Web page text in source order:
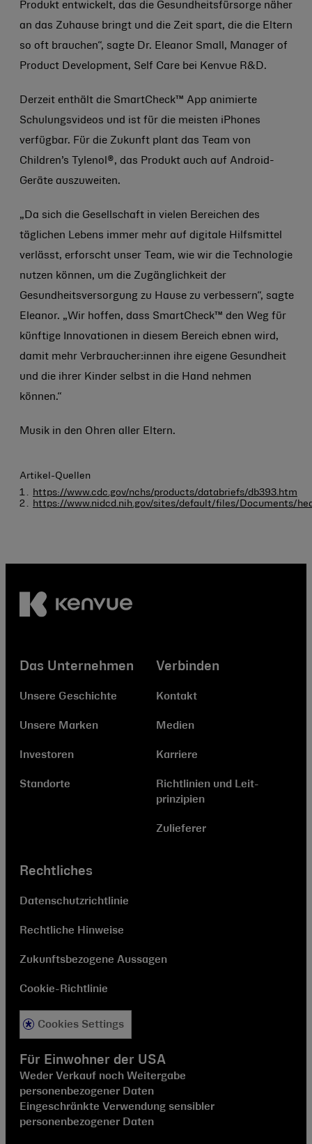
Produkt entwickelt, das die Gesundheitsfürsorge näher
an das Zuhause bringt und die Zeit spart, die die Eltern
so oft brauchen“, sagte Dr. Eleanor Small, Manager of
Product Development, Self Care bei Kenvue R&D.
Derzeit enthält die SmartCheck™ App animierte
Schulungsvideos und ist für die meisten iPhones
verfügbar. Für die Zukunft plant das Team von
Children’s Tylenol®, das Produkt auch auf Android-
Geräte auszuweiten.
„Da sich die Gesellschaft in vielen Bereichen des
täglichen Lebens immer mehr auf digitale Hilfsmittel
verlässt, erforscht unser Team, wie wir die Technologie
nutzen können, um die Zugänglichkeit der
Gesundheitsversorgung zu Hause zu verbessern“, sagte
Eleanor. „Wir hoffen, dass SmartCheck™ den Weg für
künftige Innovationen in diesem Bereich ebnen wird,
damit mehr Verbraucher:innen ihre eigene Gesundheit
und die ihrer Kinder selbst in die Hand nehmen
können.“
Musik in den Ohren aller Eltern.
Artikel-Quellen
https://www.cdc.gov/nchs/products/databriefs/db393.htm
https://www.nidcd.nih.gov/sites/default/files/Documents/
Das Unternehmen
Unsere Geschichte
Unsere Marken
Investoren
Standorte
Verbinden
Kontakt
Medien
Karriere
Richtlinien und Leit­
prinzipien
Zulieferer
Rechtliches
Datenschutzrichtlinie
Rechtliche Hinweise
Zukunftsbezogene Aussagen
Cookie-Richtlinie
Cookies Settings
Für Einwohner der USA
Weder Verkauf noch Weitergabe
personenbezogener Daten
Eingeschränkte Verwendung sensibler
personenbezogener Daten